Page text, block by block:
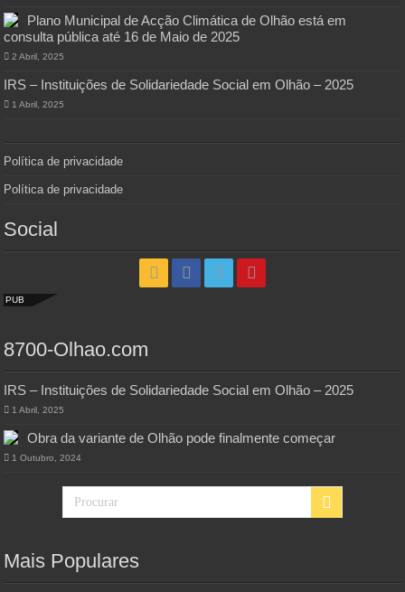
Plano Municipal de Acção Climática de Olhão está em
consulta pública até 16 de Maio de 2025
2 Abril, 2025
IRS – Instituições de Solidariedade Social em Olhão – 2025
1 Abril, 2025
Política de privacidade
Política de privacidade
Social
PUB
8700-Olhao.com
IRS – Instituições de Solidariedade Social em Olhão – 2025
1 Abril, 2025
Obra da variante de Olhão pode finalmente começar
1 Outubro, 2024
Mais Populares